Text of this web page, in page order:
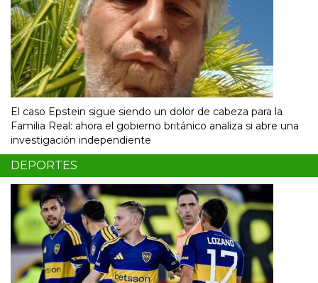
El caso Epstein sigue siendo un dolor de cabeza para la
Familia Real: ahora el gobierno británico analiza si abre una
investigación independiente
DEPORTES